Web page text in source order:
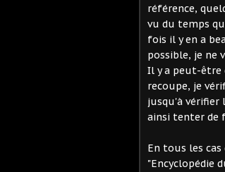
référence,
vu du temps
fois il y en a
possible, je ne
Il y a peut-être
recoupe, je
jusqu'à vérifier
ainsi tenter de
En tous les
"Encyclopédie